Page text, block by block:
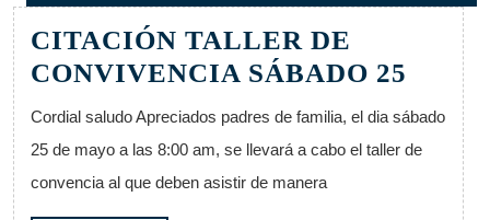
mayo,
2026
CITACIÓN TALLER DE
CONVIVENCIA SÁBADO 25
DE
Cordial saludo Apreciados padres de familia, el dia sábado
25 de mayo a las 8:00 am, se llevará a cabo el taller de
convencia al que deben asistir de manera